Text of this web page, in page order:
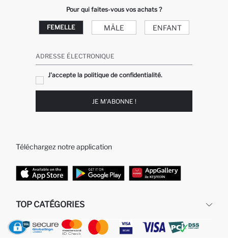
Pour qui faites-vous vos achats ?
FEMELLE MÂLE ENFANT
ADRESSE ÉLECTRONIQUE
J'accepte la politique de confidentialité.
JE M'ABONNE !
Téléchargez notre application
TOP CATÉGORIES
Femme
Homme
Jeans Larges pour Homme
Garçon